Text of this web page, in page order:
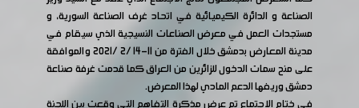
الصناعة و الدائرة الكيميائية في اتحاد غرف الصناعة السورية، و
مستجدات العمل في معرض الصناعات النسيجية الذي سيقام في
مدينة المعارض بدمشق خلال الفترة من 11-14 /2 /2021 والموافقة
على منح سمات الدخول للزائرين من العراق كما قدمت غرفة صناعة
دمشق وريفها الدعم المادي لهذا المعرض.